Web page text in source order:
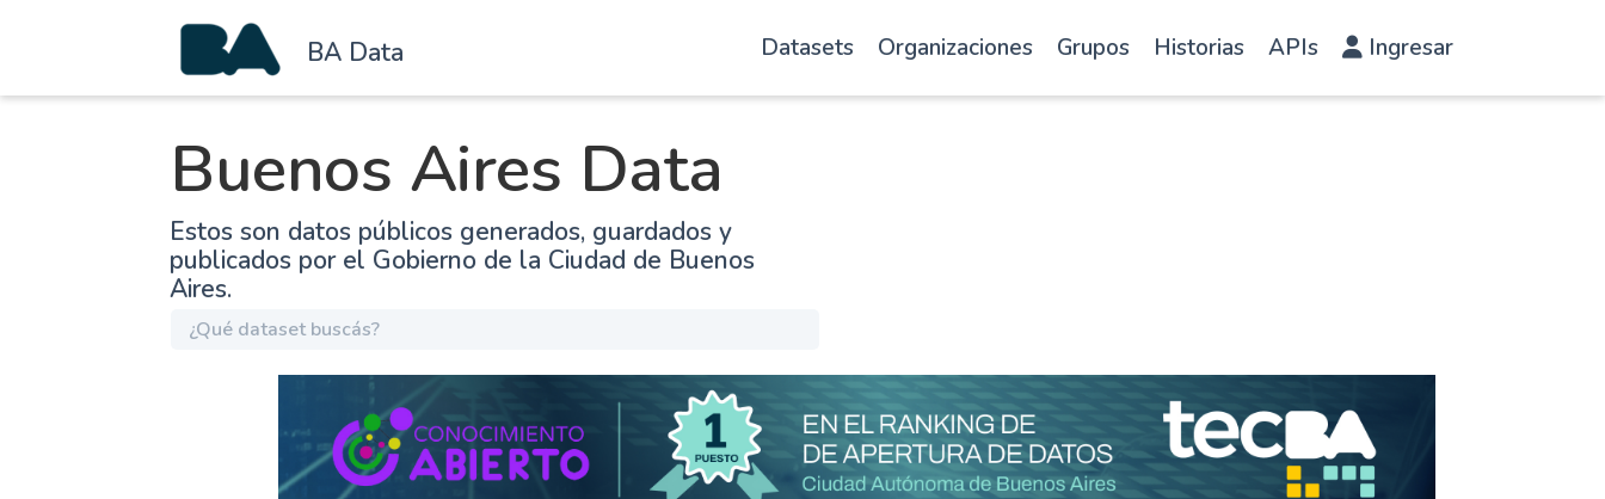
BA Data Datasets Organizaciones Grupos Historias APIs Ingresar
Buenos Aires Data
Estos son datos públicos generados, guardados y
publicados por el Gobierno de la Ciudad de Buenos
Aires.